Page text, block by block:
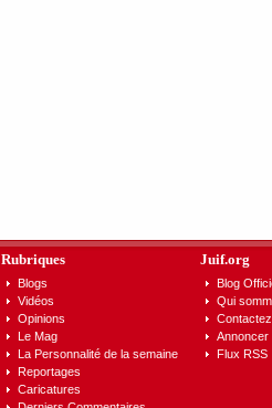
Rubriques
Blogs
Vidéos
Opinions
Le Mag
La Personnalité de la semaine
Reportages
Caricatures
Juif.org
Blog
Qui
Annoncer
Flux RSS